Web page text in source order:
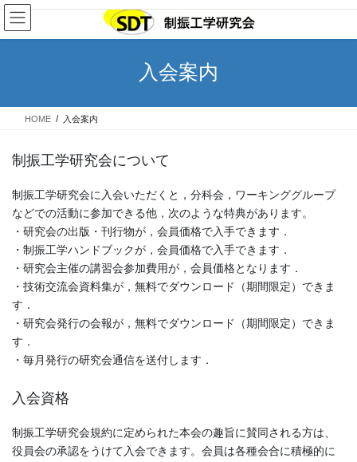
コ
ン
テ
ス
ナ
ビ
ゲ
ン
入会案内
HOME 入会案内
制振工学研究会について
制振工学研究会に入会いただくと，分科会，ワーキンググループ
などでの活動に参加できる他，次のような特典があります。
・研究会の出版・刊行物が，会員価格で入手できます．
・制振工学ハンドブックが，会員価格で入手できます．
・研究会主催の講習会参加費用が，会員価格となります．
・技術交流会資料集が，無料でダウンロード（期間限定）できま
す．
・研究会発行の会報が，無料でダウンロード（期間限定）できま
す．
・毎月発行の研究会通信を送付します．
入会資格
制振工学研究会規約に定められた本会の趣旨に賛同される方は、
役員会の承認をうけて入会できます。会員は各種会合に積極的に